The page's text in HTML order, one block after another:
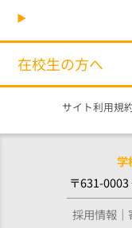
在校生の方へ
サイト利用規
学
〒631-
採用情報